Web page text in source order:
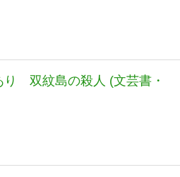
り 双紋島の殺人 (文芸書・